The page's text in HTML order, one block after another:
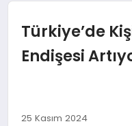
GÜNDEM
MAGAZIN
Türkiye’de
Endişesi
25 Kasım 2024